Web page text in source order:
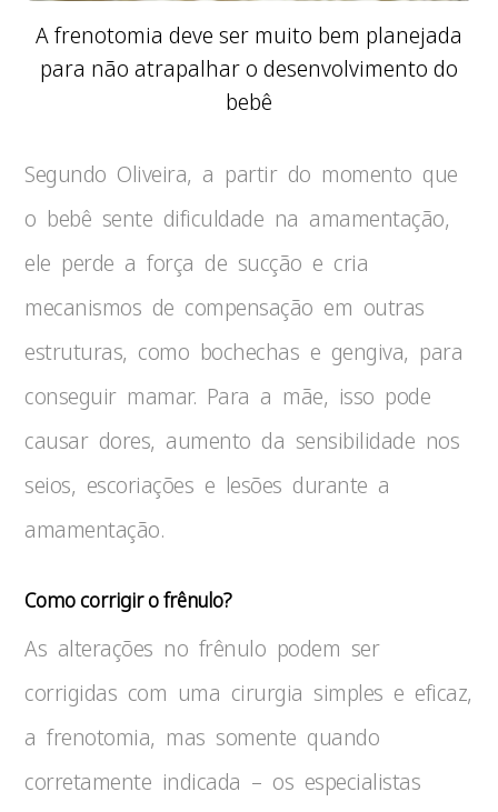
A frenotomia deve ser muito bem planejada
para não atrapalhar o desenvolvimento do
bebê
Segundo Oliveira, a partir do momento que
o bebê sente dificuldade na amamentação,
ele perde a força de sucção e cria
mecanismos de compensação em outras
estruturas, como bochechas e gengiva, para
conseguir mamar. Para a mãe, isso pode
causar dores, aumento da sensibilidade nos
seios, escoriações e lesões durante a
amamentação.
Como corrigir o frênulo?
As alterações no frênulo podem ser
corrigidas com uma cirurgia simples e eficaz,
a frenotomia, mas somente quando
corretamente indicada – os especialistas